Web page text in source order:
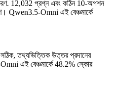
. 12,032 প্রশ্ন এবং কঠিন 10-অপশন
Qwen3.5-Omni এই বেঞ্চমার্কে
সঠিক, তথ্যভিত্তিক উত্তর প্রদানের
এই বেঞ্চমার্কে 48.2% স্কোর